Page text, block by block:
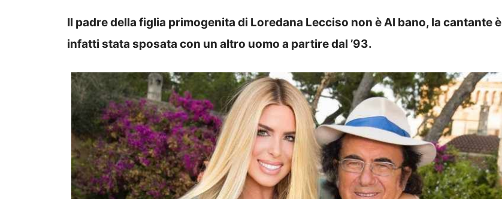
Il padre della figlia primogenita di Loredana Lecciso non è Al bano, la cantante è
infatti stata sposata con un altro uomo a partire dal ’93.